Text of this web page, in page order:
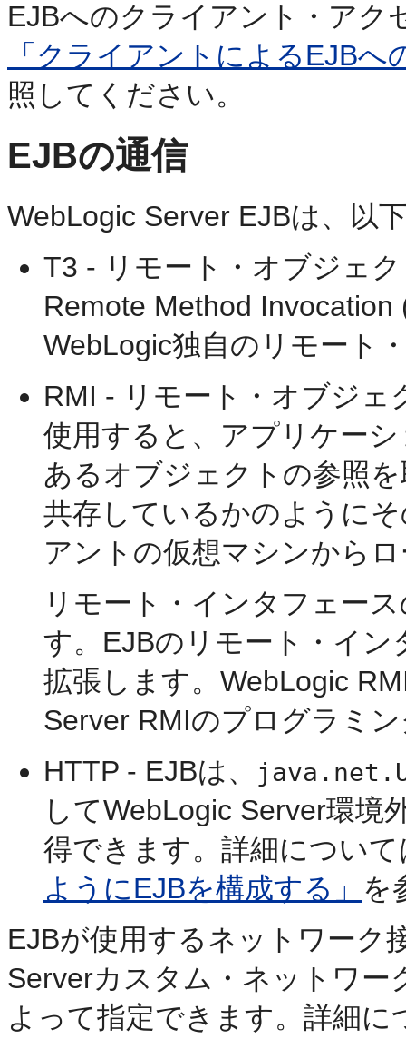
EJBへのクライアント・アク
「クライアントによるEJB
照してください。
EJBの通信
WebLogic Server EJBは、以
T3 - リモート・オブジェ
Remote Method
WebLogic独自のリモート
RMI - リモート・オブジェ
使用すると、アプリケー
あるオブジェクトの参照
共存しているかのように
アントの仮想マシンから
リモート・インタフェー
す。EJBのリモート・イン
拡張します。WebLogic
Server RMIのプログラミ
HTTP - EJBは、
してWebLogic Server環境
得できます。詳細について
ようにEJBを構成する」 を
EJBが使用するネットワーク
Serverカスタム・ネットワ
よって指定できます。詳細に